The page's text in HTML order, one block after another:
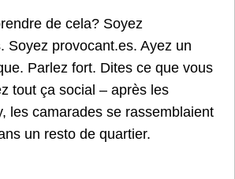
de cela? Soyez
Soyez provocant.es. Ayez un
Parlez fort. Dites ce que vous
tout ça social – après les
les camarades se rassemblaient
un resto de quartier.